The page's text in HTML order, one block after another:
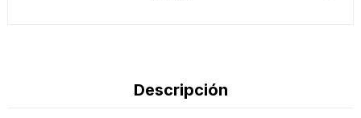
Descripción